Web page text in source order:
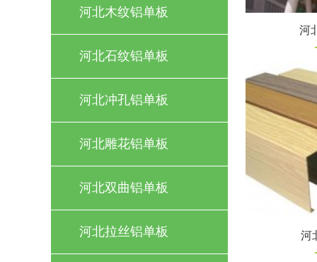
河北木纹铝单板
河北石纹铝单板
河北冲孔铝单板
河北雕花铝单板
河北双曲铝单板
河北拉丝铝单板
河
河